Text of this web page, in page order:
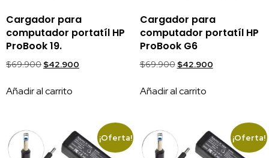
Cargador para
computador portatíl HP
ProBook 19.
$69.900 $42.900
Añadir al carrito
Cargador para
computador portatíl HP
ProBook G6
$69.900 $42.900
Añadir al carrito
¡Oferta! ¡Oferta!